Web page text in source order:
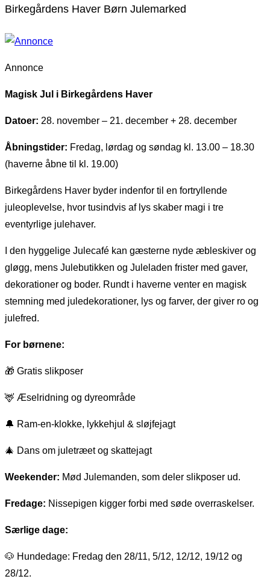
Birkegårdens Haver Børn Julemarked
Annonce
Magisk Jul i Birkegårdens Haver
Datoer: 28. november – 21. december + 28. december
Åbningstider: Fredag, lørdag og søndag kl. 13.00 – 18.30
(haverne åbne til kl. 19.00)
Birkegårdens Haver byder indenfor til en fortryllende
juleoplevelse, hvor tusindvis af lys skaber magi i tre
eventyrlige julehaver.
I den hyggelige Julecafé kan gæsterne nyde æbleskiver og
gløgg, mens Julebutikken og Juleladen frister med gaver,
dekorationer og boder. Rundt i haverne venter en magisk
stemning med juledekorationer, lys og farver, der giver ro og
julefred.
For børnene:
🎁 Gratis slikposer
🦌 Æselridning og dyreområde
🔔 Ram-en-klokke, lykkehjul & sløjfejagt
🎄 Dans om juletræet og skattejagt
Weekender: Mød Julemanden, som deler slikposer ud.
Fredage: Nissepigen kigger forbi med søde overraskelser.
Særlige dage:
🐶 Hundedage: Fredag den 28/11, 5/12, 12/12, 19/12 og
28/12.